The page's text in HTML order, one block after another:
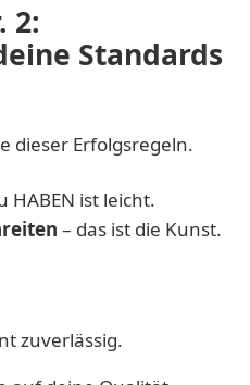
2:
Standards
dieser Erfolgsregeln.
HABEN ist leicht.
– das ist die Kunst.
zuverlässig.